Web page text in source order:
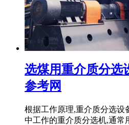
选煤用重介质分选
参考网
根据工作原理,重介质分选设
中工作的重介质分选机,通常